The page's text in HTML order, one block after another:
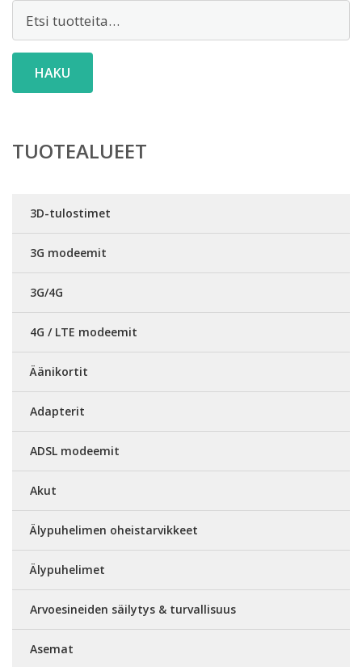
HAKU
TUOTEALUEET
3D-tulostimet
3G modeemit
3G/4G
4G / LTE modeemit
Äänikortit
Adapterit
ADSL modeemit
Akut
Älypuhelimen oheistarvikkeet
Älypuhelimet
Arvoesineiden säilytys & turvallisuus
Asemat